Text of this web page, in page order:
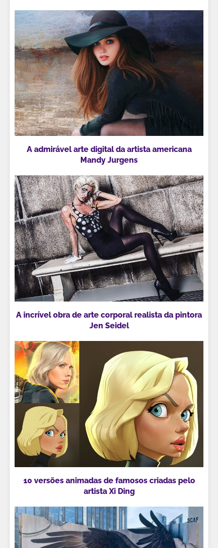
A admirável arte digital da artista americana
Mandy Jurgens
A incrível obra de arte corporal realista da pintora
Jen Seidel
10 versões animadas de famosos criadas pelo
artista Xi Ding